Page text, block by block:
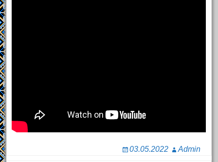
03.05.2022 Admin